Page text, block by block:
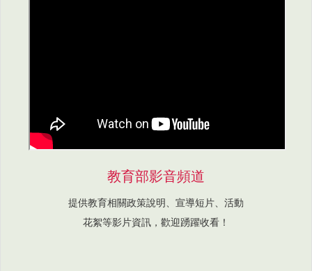
教育部影音頻道
提供教育相關政策說明、宣導短片、活動
花絮等影片資訊，歡迎踴躍收看！